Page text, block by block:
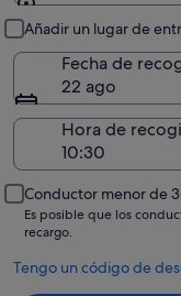
Añadir un lugar de
Fecha de
22 ago
Hora de
Conductor menor de
Es posible que los
recargo.
Tengo un código de